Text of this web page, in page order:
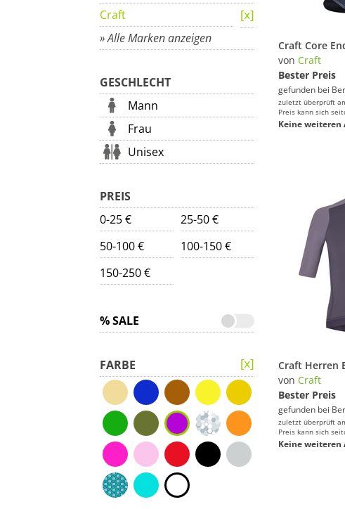
Craft
» Alle Marken anzeigen
GESCHLECHT
Mann
Frau
Unisex
PREIS
0-25 €
25-50 €
50-100 €
100-150 €
150-250 €
% SALE
FARBE
Craft Core
von Craft
Bester Preis
gefunden bei
zuletzt überprüft
Preis kann sich
Keine weiteren
von Craft
Bester Preis
gefunden bei
zuletzt überprüft
Preis kann sich
Keine weiteren